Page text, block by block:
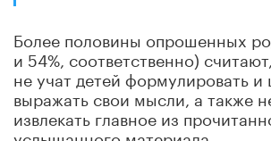
Более половины опрошенных
и 54%, соответственно)
не учат детей формулировать и
выражать свои мысли, а также
извлекать главное из